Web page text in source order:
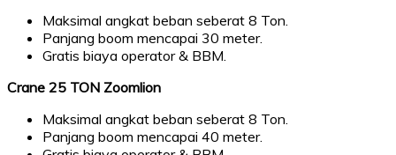
Maksimal angkat beban seberat 8 Ton.
Panjang boom mencapai 30 meter.
Gratis biaya operator & BBM.
Crane 25 TON Zoomlion
Maksimal angkat beban seberat 8 Ton.
Panjang boom mencapai 40 meter.